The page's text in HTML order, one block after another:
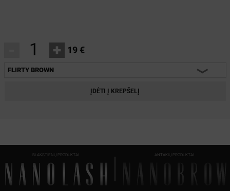
+ 19 €
FLIRTY BROWN
CLASSY
DIVINE
ĮDĖTI Į KREPŠELĮ
BLAKSTIENŲ PRODUKTAI ANTAKIŲ PRODUKTAI